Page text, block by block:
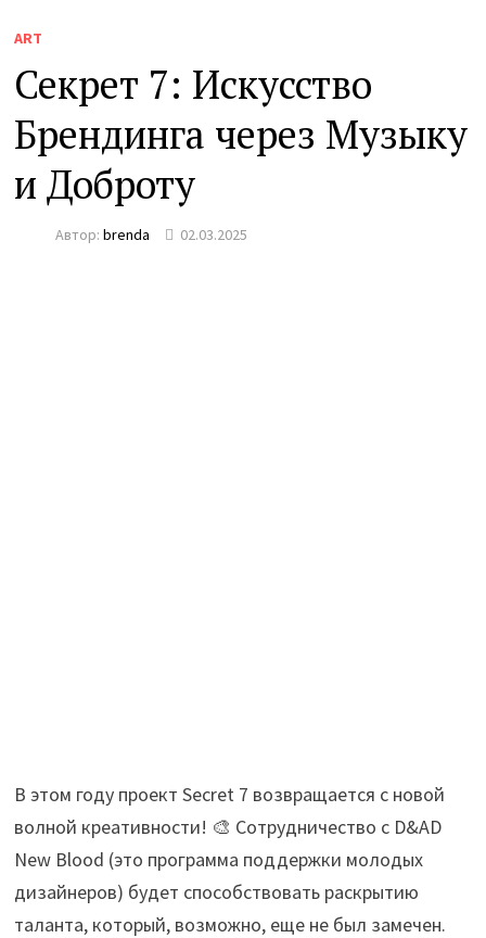
ART
Секрет 7: Искусство
Брендинга через Музыку
и Доброту
Автор:brenda 02.03.2025
В этом году проект Secret 7 возвращается с новой
волной креативности! 🎨 Сотрудничество с D&AD
New Blood (это программа поддержки молодых
дизайнеров) будет способствовать раскрытию
таланта, который, возможно, еще не был замечен.